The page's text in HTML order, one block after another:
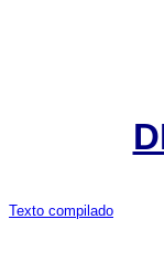
Texto compilado